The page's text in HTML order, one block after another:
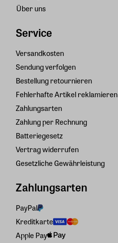
Über uns
Service
Versandkosten
Sendung verfolgen
Bestellung retournieren
Fehlerhafte Artikel reklamieren
Zahlungsarten
Zahlung per Rechnung
Batteriegesetz
Vertrag widerrufen
Gesetzliche Gewährleistung
Zahlungsarten
PayPal
Kreditkarte
Apple Pay